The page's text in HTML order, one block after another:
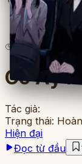
1 lượt đọc
Cô Ấy
Tác giả:
Trạng thái:
Hiện đại
Đọc từ đầu